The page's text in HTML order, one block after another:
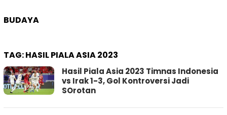
BUDAYA
TAG:HASIL PIALA ASIA 2023
Hasil Piala Asia 2023 Timnas Indonesia
vs Irak 1-3, Gol Kontroversi Jadi
SOrotan